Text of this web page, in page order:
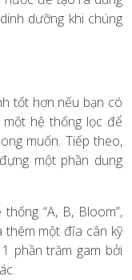
dưỡng khi chúng
tốt hơn nếu bạn có
hệ thống lọc để
muốn. Tiếp theo,
một phần dung
“A, B, Bloom”,
thêm một đĩa cân kỹ
phần trăm gam bởi